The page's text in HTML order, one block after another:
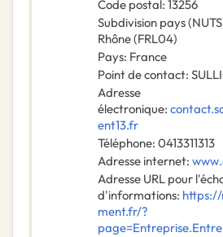
Code postal: 13256
Subdivision pays
Rhône(FRL04)
Pays: France
Point de contact:
Adresse
électronique:
ent13.fr
Téléphone: 0413311313
Adresse internet:
Adresse URL pour
d'informations:
ment.fr/?